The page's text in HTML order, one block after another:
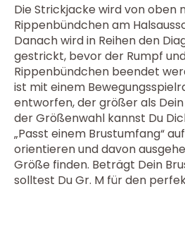
Die Strickjacke wird von oben
Rippenbündchen am
Danach wird in Reihen den
gestrickt, bevor der Rumpf
Rippenbündchen beendet
ist mit einem
entworfen, der größer als
der Größenwahl kannst Du
„Passt einem Brustumfang“
orientieren und davon
Größe finden. Beträgt Dein
solltest Du Gr. M für den